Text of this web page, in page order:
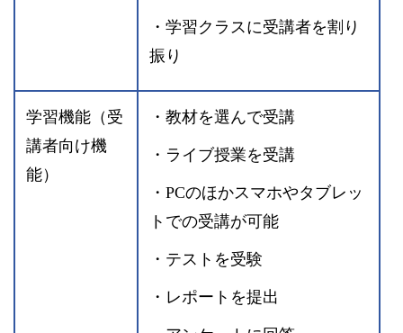
・学習クラスに受講者を割り
振り
学習機能（受
講者向け機
能）
・教材を選んで受講
・ライブ授業を受講
・PCのほかスマホやタブレッ
トでの受講が可能
・テストを受験
・レポートを提出